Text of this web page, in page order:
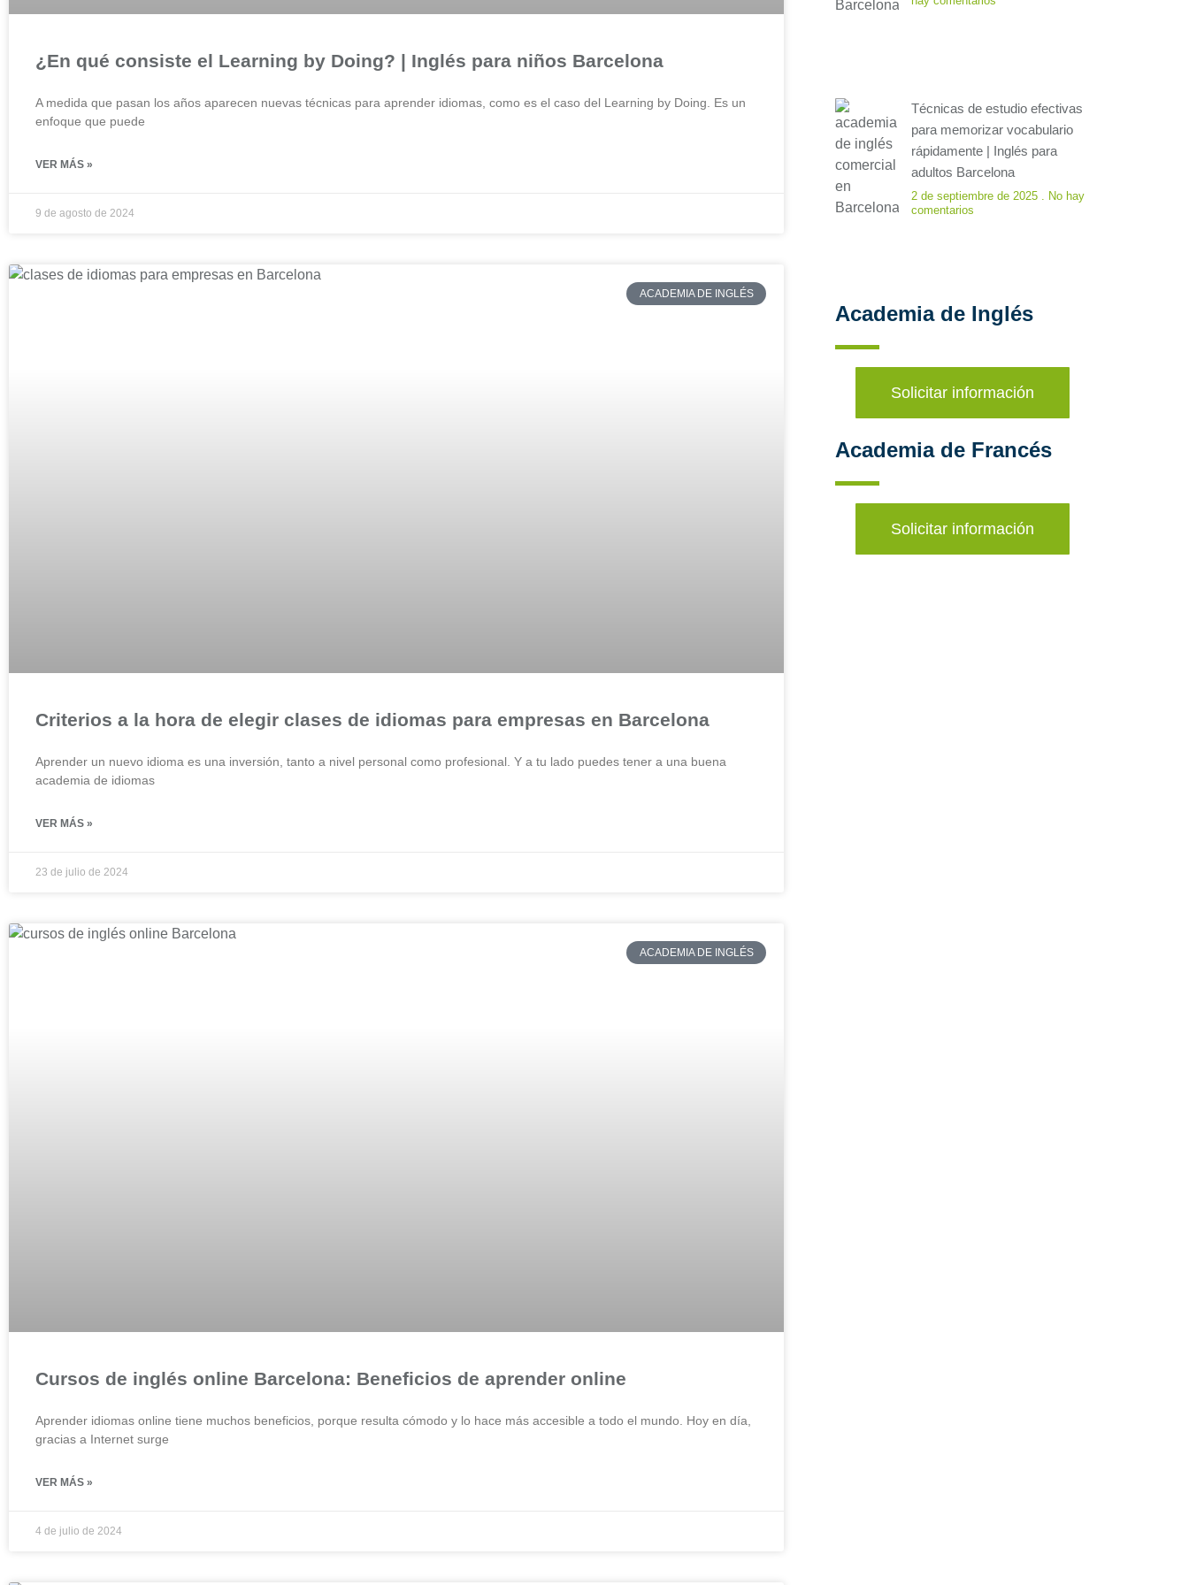
¿En qué consiste el Learning by Doing? | Inglés para niños Barcelona
A medida que pasan los años aparecen nuevas técnicas para aprender idiomas, como es el caso del Learning by Doing. Es un
enfoque que puede
VER MÁS »
9 de agosto de 2024
ACADEMIA DE INGLÉS
Criterios a la hora de elegir clases de idiomas para empresas en Barcelona
Aprender un nuevo idioma es una inversión, tanto a nivel personal como profesional. Y a tu lado puedes tener a una buena
academia de idiomas
VER MÁS »
23 de julio de 2024
ACADEMIA DE INGLÉS
Cursos de inglés online Barcelona: Beneficios de aprender online
Aprender idiomas online tiene muchos beneficios, porque resulta cómodo y lo hace más accesible a todo el mundo. Hoy en día,
gracias a Internet surge
VER MÁS »
4 de julio de 2024
Técnicas de estudio efectivas
para memorizar vocabulario
rápidamente | Inglés para
adultos Barcelona
2 de septiembre de 2025
No hay
comentarios
Academia de Inglés
Solicitar información
Academia de Francés
Solicitar información